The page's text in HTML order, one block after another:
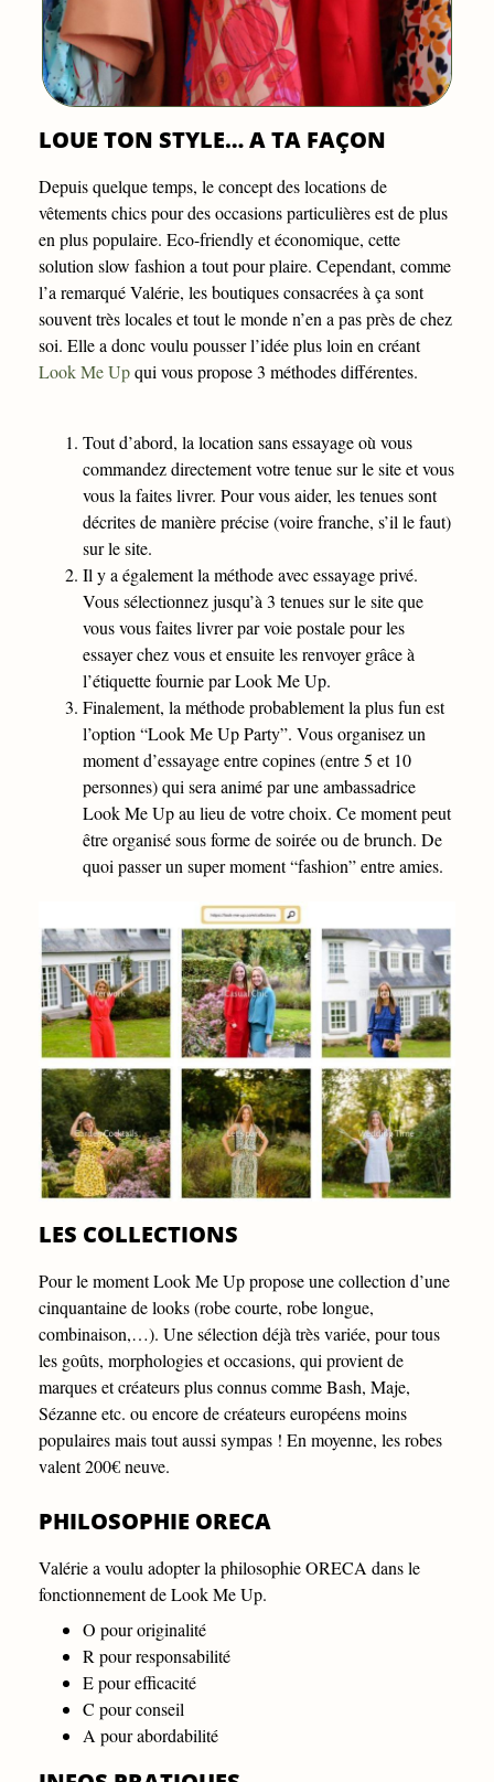
LOUE TON STYLE… A TA FAÇON
Depuis quelque temps, le concept des locations de
vêtements chics pour des occasions particulières est de plus
en plus populaire. Eco-friendly et économique, cette
solution slow fashion a tout pour plaire. Cependant, comme
l’a remarqué Valérie, les boutiques consacrées à ça sont
souvent très locales et tout le monde n’en a pas près de chez
soi. Elle a donc voulu pousser l’idée plus loin en créant
Look Me Upqui vous propose 3 méthodes différentes.
Tout d’abord, la location sans essayage où vous
commandez directement votre tenue sur le site et vous
vous la faites livrer. Pour vous aider, les tenues sont
décrites de manière précise (voire franche, s’il le faut)
sur le site.
Il y a également la méthode avec essayage privé.
Vous sélectionnez jusqu’à 3 tenues sur le site que
vous vous faites livrer par voie postale pour les
essayer chez vous et ensuite les renvoyer grâce à
l’étiquette fournie par Look Me Up.
Finalement, la méthode probablement la plus fun est
l’option “Look Me Up Party”. Vous organisez un
moment d’essayage entre copines (entre 5 et 10
personnes) qui sera animé par une ambassadrice
Look Me Up au lieu de votre choix. Ce moment peut
être organisé sous forme de soirée ou de brunch. De
quoi passer un super moment “fashion” entre amies.
LES COLLECTIONS
Pour le moment Look Me Up propose une collection d’une
cinquantaine de looks (robe courte, robe longue,
combinaison,…). Une sélection déjà très variée, pour tous
les goûts, morphologies et occasions, qui provient de
marques et créateurs plus connus comme Bash, Maje,
Sézanne etc. ou encore de créateurs européens moins
populaires mais tout aussi sympas ! En moyenne, les robes
valent 200€ neuve.
PHILOSOPHIE ORECA
Valérie a voulu adopter la philosophie ORECA dans le
fonctionnement de Look Me Up.
O pour originalité
R pour responsabilité
E pour efficacité
C pour conseil
A pour abordabilité